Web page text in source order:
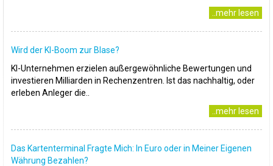
..mehr lesen
Wird der KI-Boom zur Blase?
KI-Unternehmen erzielen außergewöhnliche Bewertungen und
investieren Milliarden in Rechenzentren. Ist das nachhaltig, oder
erleben Anleger die..
..mehr lesen
Das Kartenterminal Fragte Mich: In Euro oder in Meiner Eigenen
Währung Bezahlen?